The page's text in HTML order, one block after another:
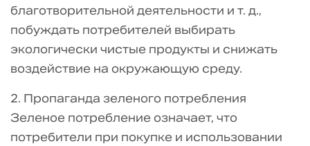
благотворительной деятельности и т. д.,
побуждать потребителей выбирать
экологически чистые продукты и снижать
воздействие на окружающую среду.
2. Пропаганда зеленого потребления
Зеленое потребление означает, что
потребители при покупке и использовании